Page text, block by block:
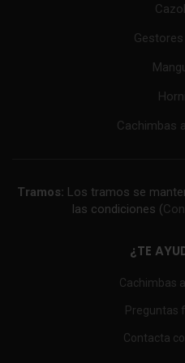
Cachimbas
Tramos: Los tramos se
las condiciones (
¿TE
Cachimbas
Preguntas
Contacta